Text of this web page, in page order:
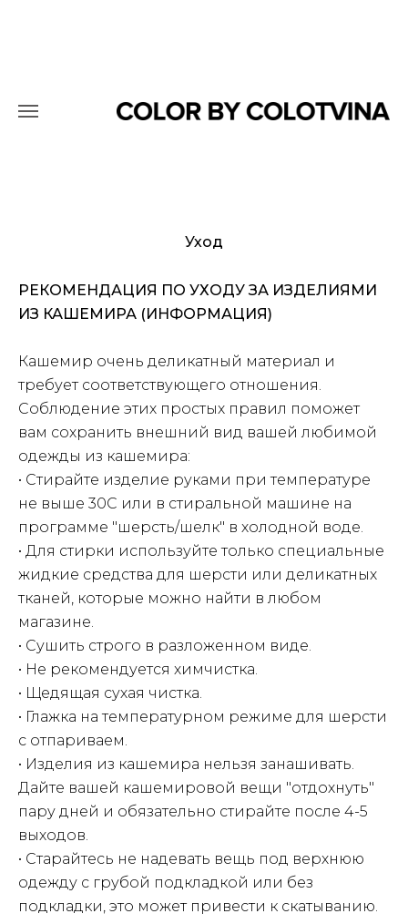
Уход
РЕКОМЕНДАЦИЯ ПО УХОДУ ЗА ИЗДЕЛИЯМИ
ИЗ КАШЕМИРА (ИНФОРМАЦИЯ)
Кашемир очень деликатный материал и
требует соответствующего отношения.
Соблюдение этих простых правил поможет
вам сохранить внешний вид вашей любимой
одежды из кашемира:
• Стирайте изделие руками при температуре
не выше 30С или в стиральной машине на
программе "шерсть/шелк" в холодной воде.
• Для стирки используйте только специальные
жидкие средства для шерсти или деликатных
тканей, которые можно найти в любом
магазине.
• Сушить строго в разложенном виде.
• Не рекомендуется химчистка.
• Щедящая сухая чистка.
• Глажка на температурном режиме для шерсти
с отпариваем.
• Изделия из кашемира нельзя занашивать.
Дайте вашей кашемировой вещи "отдохнуть"
пару дней и обязательно стирайте после 4-5
выходов.
• Старайтесь не надевать вещь под верхнюю
одежду с грубой подкладкой или без
подкладки, это может привести к скатыванию.